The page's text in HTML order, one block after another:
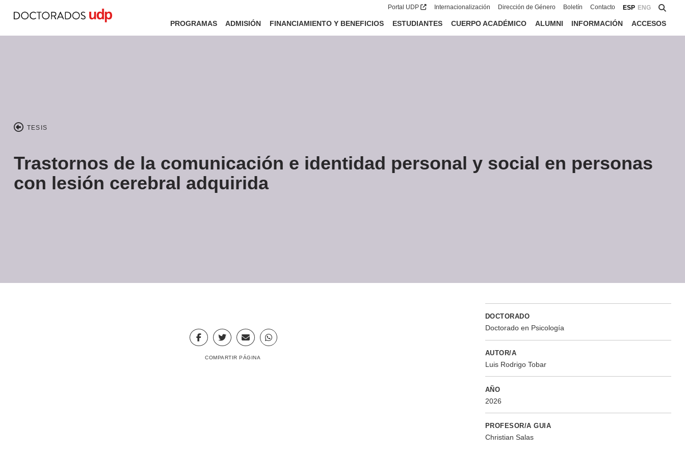
Portal UDP Internacionalización Dirección de Género Boletín Contacto ESP ENG
PROGRAMAS ADMISIÓN FINANCIAMIENTO Y BENEFICIOS ESTUDIANTES CUERPO ACADÉMICO ALUMNI INFORMACIÓN ACCESOS
TESIS
Trastornos de la comunicación e identidad personal y social en personas
con lesión cerebral adquirida
COMPARTIR PÁGINA
DOCTORADO
Doctorado en Psicología
AUTOR/A
Luis Rodrigo Tobar
AÑO
2026
PROFESOR/A GUIA
Christian Salas